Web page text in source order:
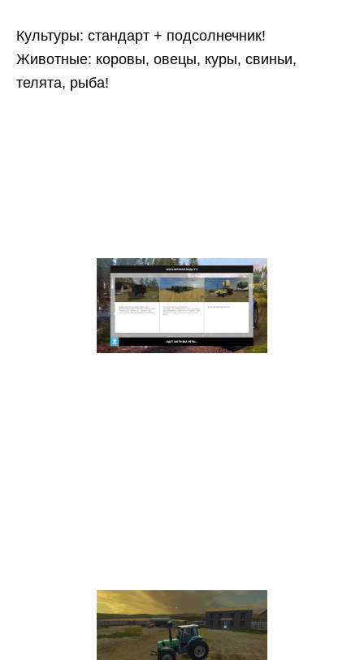
Культуры: стандарт + подсолнечник!
Животные: коровы, овецы, куры, свиньи,
телята, рыба!